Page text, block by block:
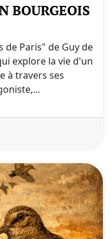
BOURGEOIS
de Paris" de Guy de
explore la vie d'un
à travers ses